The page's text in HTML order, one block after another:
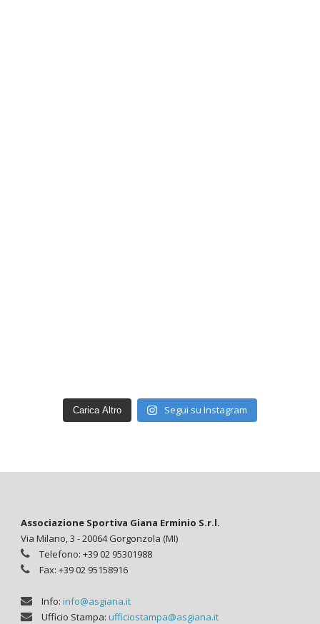
Carica Altro Segui su Instagram
Associazione Sportiva Giana Erminio S.r.l.
Via Milano, 3 - 20064 Gorgonzola (MI)
Telefono: +39 02 95301988
Fax: +39 02 95158916
Info: info@asgiana.it
Ufficio Stampa: ufficiostampa@asgiana.it